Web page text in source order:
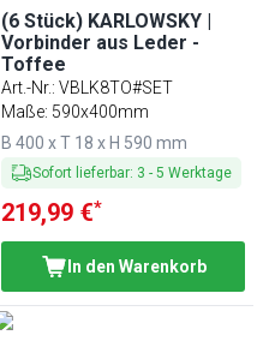
(6 Stück) KARLOWSKY |
Vorbinder aus Leder -
Toffee
Art.-Nr.:VBLK8TO#SET
Maße: 590x400mm
B 400 x T 18 x H 590 mm
Sofort lieferbar: 3 -5 Werktage
219,99 €*
In den Warenkorb